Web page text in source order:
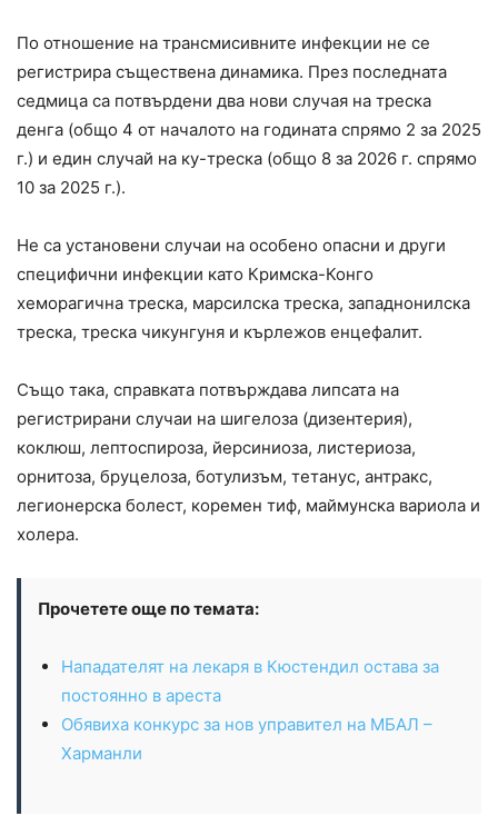
По отношение на трансмисивните инфекции не се
регистрира съществена динамика. През последната
седмица са потвърдени два нови случая на треска
денга (общо 4 от началото на годината спрямо 2 за 2025
г.) и един случай на ку-треска (общо 8 за 2026 г. спрямо
10 за 2025 г.).
Не са установени случаи на особено опасни и други
специфични инфекции като Кримска-Конго
хеморагична треска, марсилска треска, западнонилска
треска, треска чикунгуня и кърлежов енцефалит.
Също така, справката потвърждава липсата на
регистрирани случаи на шигелоза (дизентерия),
коклюш, лептоспироза, йерсиниоза, листериоза,
орнитоза, бруцелоза, ботулизъм, тетанус, антракс,
легионерска болест, коремен тиф, маймунска вариола и
холера.
Прочетете още по темата:
Нападателят на лекаря в Кюстендил остава за
постоянно в ареста
Обявиха конкурс за нов управител на МБАЛ –
Харманли